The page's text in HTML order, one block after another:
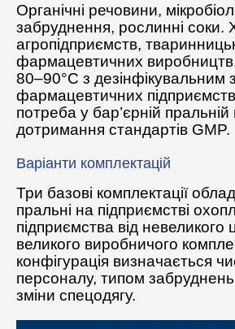
Органічні речовини,
забруднення, рослинні соки.
агропідприємств,
фармацевтичних
80–90°C з дезінфікувальним
фармацевтичних
потреба у бар’єрній
дотримання стандартів GMP.
Варіанти комплектацій
Три базові комплектації
пральні на підприємстві
підприємства від невеликого
великого виробничого
конфігурація визначається
персоналу, типом
зміни спецодягу.